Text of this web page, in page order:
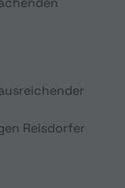
Reisdorfer